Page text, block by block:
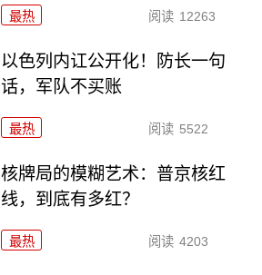
最热 阅读 12263
以色列内讧公开化！防长一句
话，军队不买账
最热 阅读 5522
核牌局的模糊艺术：普京核红
线，到底有多红？
最热 阅读 4203